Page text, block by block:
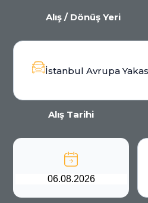
Alış / Dönüş Yeri
İstanbul Avrupa
Alış Tarihi